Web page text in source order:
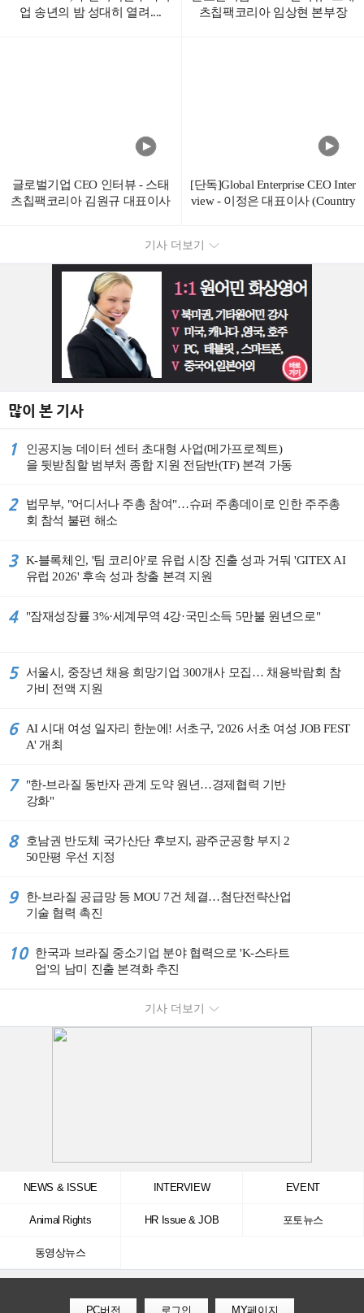
업 송년의 밤 성대히 열려....
츠칩팩코리아 임상현 본부장
글로벌기업 CEO 인터뷰 - 스태
츠칩팩코리아 김원규 대표이사
[단독]Global Enterprise CEO Inter
view - 이정은 대표이사 (Country
기사 더보기
많이 본 기사
1
인공지능 데이터 센터 초대형 사업(메가프로젝트)
을 뒷받침할 범부처 종합 지원 전담반(TF) 본격 가동
2
법무부, "어디서나 주총 참여"…슈퍼 주총데이로 인한 주주총
회 참석 불편 해소
3
K-블록체인, '팀 코리아'로 유럽 시장 진출 성과 거둬 'GITEX AI
유럽 2026' 후속 성과 창출 본격 지원
4 "잠재성장률 3%·세계무역 4강·국민소득 5만불 원년으로"
5
서울시, 중장년 채용 희망기업 300개사 모집… 채용박람회 참
가비 전액 지원
6
AI 시대 여성 일자리 한눈에! 서초구, '2026 서초 여성 JOB FEST
A' 개최
7
"한-브라질 동반자 관계 도약 원년…경제협력 기반
강화"
8
호남권 반도체 국가산단 후보지, 광주군공항 부지 2
50만평 우선 지정
9
한-브라질 공급망 등 MOU 7건 체결…첨단전략산업
기술 협력 촉진
10
한국과 브라질 중소기업 분야 협력으로 'K-스타트
업'의 남미 진출 본격화 추진
기사 더보기
NEWS & ISSUE INTERVIEW EVENT
Animal Rights HR Issue & JOB 포토뉴스
동영상뉴스
PC버전 로그인 MY페이지